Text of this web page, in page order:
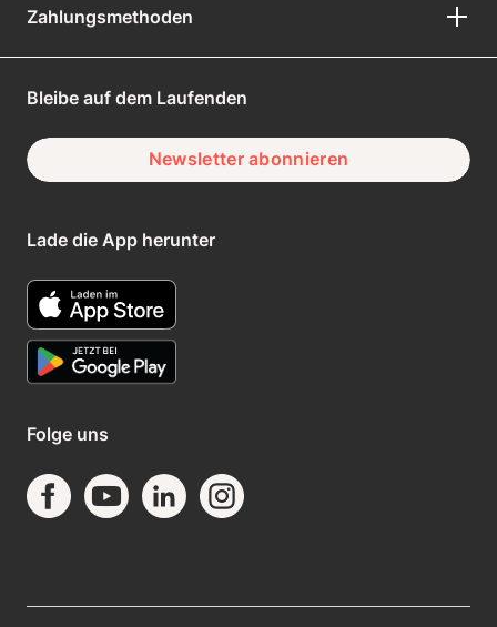
Zahlungsmethoden
Bleibe auf dem Laufenden
Newsletter abonnieren
Lade die App herunter
Folge uns